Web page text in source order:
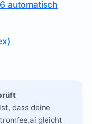
automatisch
dass deine
gleicht